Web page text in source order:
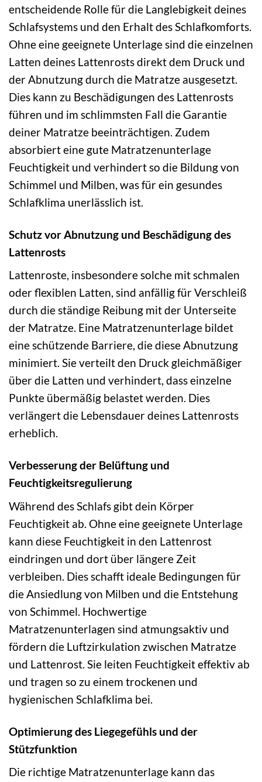
entscheidende Rolle für die Langlebigkeit deines
Schlafsystems und den Erhalt des Schlafkomforts.
Ohne eine geeignete Unterlage sind die einzelnen
Latten deines Lattenrosts direkt dem Druck und
der Abnutzung durch die Matratze ausgesetzt.
Dies kann zu Beschädigungen des Lattenrosts
führen und im schlimmsten Fall die Garantie
deiner Matratze beeinträchtigen. Zudem
absorbiert eine gute Matratzenunterlage
Feuchtigkeit und verhindert so die Bildung von
Schimmel und Milben, was für ein gesundes
Schlafklima unerlässlich ist.
Schutz vor Abnutzung und Beschädigung des
Lattenrosts
Lattenroste, insbesondere solche mit schmalen
oder flexiblen Latten, sind anfällig für Verschleiß
durch die ständige Reibung mit der Unterseite
der Matratze. Eine Matratzenunterlage bildet
eine schützende Barriere, die diese Abnutzung
minimiert. Sie verteilt den Druck gleichmäßiger
über die Latten und verhindert, dass einzelne
Punkte übermäßig belastet werden. Dies
verlängert die Lebensdauer deines Lattenrosts
erheblich.
Verbesserung der Belüftung und
Feuchtigkeitsregulierung
Während des Schlafs gibt dein Körper
Feuchtigkeit ab. Ohne eine geeignete Unterlage
kann diese Feuchtigkeit in den Lattenrost
eindringen und dort über längere Zeit
verbleiben. Dies schafft ideale Bedingungen für
die Ansiedlung von Milben und die Entstehung
von Schimmel. Hochwertige
Matratzenunterlagen sind atmungsaktiv und
fördern die Luftzirkulation zwischen Matratze
und Lattenrost. Sie leiten Feuchtigkeit effektiv ab
und tragen so zu einem trockenen und
hygienischen Schlafklima bei.
Optimierung des Liegegefühls und der
Stützfunktion
Die richtige Matratzenunterlage kann das